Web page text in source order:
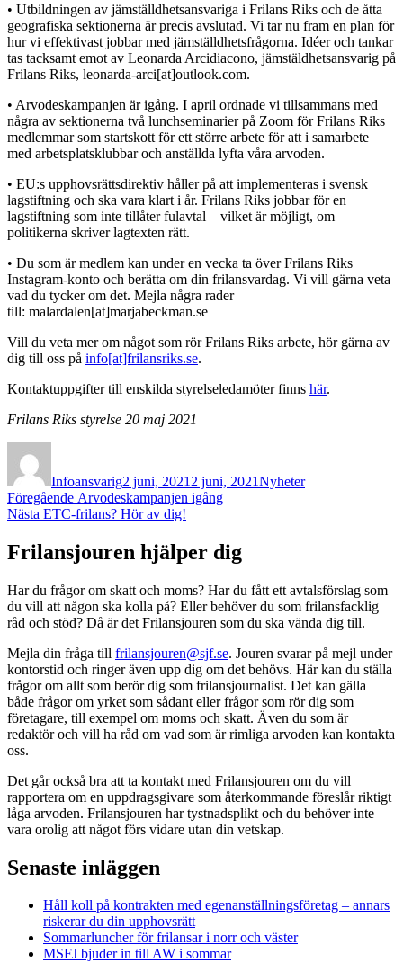
• Utbildningen av jämställdhetsansvariga i Frilans Riks och de åtta
geografiska sektionerna är precis avslutad. Vi tar nu fram en plan för
hur vi effektivast jobbar med jämställdhetsfrågorna. Idéer och tankar
tas tacksamt emot av Leonarda Arcidiacono, jämstäldhetsansvarig på
Frilans Riks, leonarda-arci[at]outlook.com.
• Arvodeskampanjen är igång. I april ordnade vi tillsammans med
några av sektionerna två lunchseminarier på Zoom för Frilans Riks
medlemmar som startskott för ett större arbete för att i samarbete
med arbetsplatsklubbar och anställda lyfta våra arvoden.
• EU:s upphovsrättsdirektiv håller på att implementeras i svensk
lagstiftning och ska vara klart i år. Frilans Riks jobbar för en
lagstiftning som inte tillåter fulavtal – vilket är möjligt, om
politikerna skriver lagtexten rätt.
• Du som är medlem kan under en vecka ta över Frilans Riks
Instagram-konto och berätta om din frilansvardag. Vi vill gärna veta
vad du tycker om det. Mejla några rader
till: malardalen[at]marjabeckman.se
Vill du veta mer om något som rör Frilans Riks arbete, hör gärna av
dig till oss på info[at]frilansriks.se.
Kontaktuppgifter till enskilda styrelseledamöter finns här.
Frilans Riks styrelse 20 maj 2021
Infoansvarig2 juni, 2021 2 juni, 2021Nyheter
Inläggsnavigering
Föregående Föregående
inlägg:
Arvodeskampanjen igång
Nästa Nästa
ETC-frilans? Hör av dig!
Frilansjouren hjälper dig
Har du frågor om skatt och moms? Har du fått ett avtalsförslag som
du vill att någon ska kolla på? Eller behöver du som frilansfacklig
råd och stöd? Då är det Frilansjouren som du ska vända dig till.
Mejla din fråga till frilansjouren@sjf.se. Jouren svarar på mejl under
kontorstid och ringer även upp dig om det behövs. Här kan du ställa
frågor om allt som berör dig som frilansjournalist. Det kan gälla
både frågor om yrket som sådant eller frågor som rör dig som
företagare, till exempel om moms och skatt. Även du som är
redaktör och vill ha råd om vad som är rimliga arvoden kan kontakta
oss.
Det går också bra att ta kontakt med Frilansjouren om du vill
rapportera om en uppdragsgivare som återkommande föreslår riktigt
låga arvoden. Frilansjouren har tystnadsplikt och du behöver inte
vara orolig att något förs vidare utan din vetskap.
Senaste inläggen
Håll koll på kontrakten med egenanställningsföretag – annars
riskerar du din upphovsrätt
Sommarluncher för frilansar i norr och väster
MSFJ bjuder in till AW i sommar